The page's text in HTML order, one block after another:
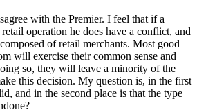
with the Premier. I feel that if a
operation he does have a conflict, and
of retail merchants. Most good
will exercise their common sense and
so, they will leave a minority of the
this decision. My question is, in the first
and in the second place is that the type